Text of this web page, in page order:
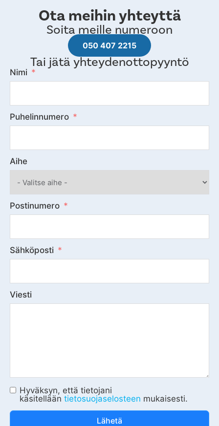
Ota meihin yhteyttä
Soita meille numeroon
050 407 2215
Tai jätä yhteydenottopyyntö
Nimi
Puhelinnumero
Aihe
Postinumero
Sähköposti
Viesti
Hyväksyn, että tietojani
käsitellään tietosuojaselosteen mukaisesti.
Lähetä